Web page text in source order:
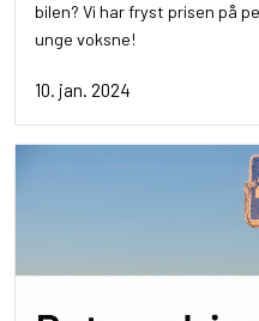
bilen? Vi har fryst prisen på
unge voksne!
10. jan. 2024